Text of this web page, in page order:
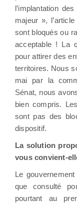
l’implantation
majeur »,
sont bloqués ou
acceptable ! La
pour attirer des
territoires. Nous
mai par la
Sénat, nous
bien compris.
sont pas des
dispositif.
La solution
vous convient-
Le
que consulté
pourtant au